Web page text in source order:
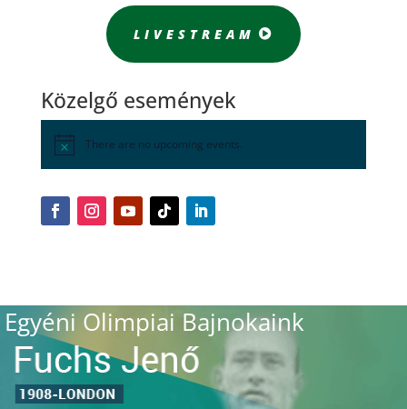
LIVESTREAM
Közelgő események
There are no upcoming events.
Egyéni Olimpiai Bajnokaink